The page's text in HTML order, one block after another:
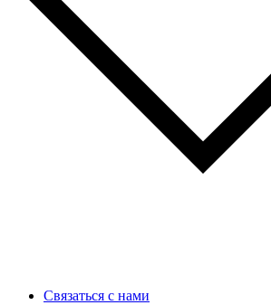
Связаться с нами